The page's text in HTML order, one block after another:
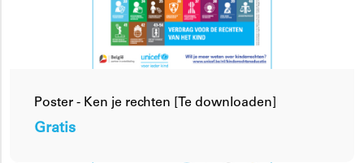
Poster - Ken je rechten [Te downloaden]
Gratis